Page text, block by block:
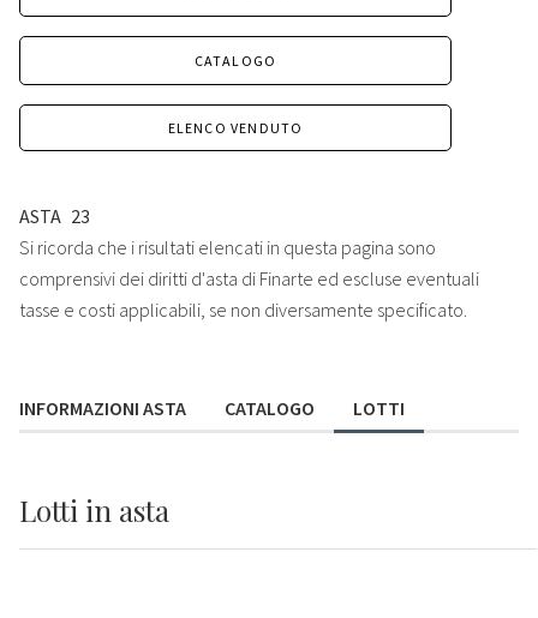
CATALOGO
ELENCO VENDUTO
ASTA 23
Si ricorda che i risultati elencati in questa pagina sono
comprensivi dei diritti d'asta di Finarte ed escluse eventuali
tasse e costi applicabili, se non diversamente specificato.
INFORMAZIONI ASTA CATALOGO LOTTI
Lotti in asta